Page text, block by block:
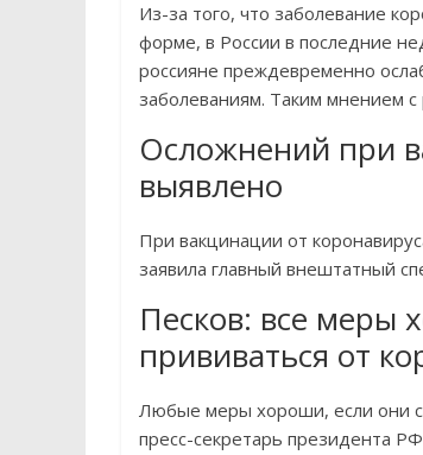
Из-за того, что заболевание
форме, в России в последние
россияне преждевременно
заболеваниям. Таким мнением
Осложнений при
выявлено
При вакцинации от
заявила главный внештатный
Песков: все меры
прививаться от
Любые меры хороши, если они
пресс-секретарь президента